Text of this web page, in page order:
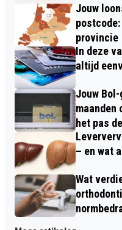
Jouw
provincie
In deze
altijd
Jouw
maanden
het pas
– en wat
Wat